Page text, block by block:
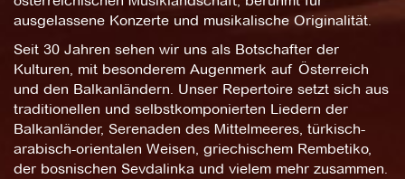
ausgelassene Konzerte und musikalische Originalität.
Seit 30 Jahren sehen wir uns als Botschafter der
Kulturen, mit besonderem Augenmerk auf Österreich
und den Balkanländern. Unser Repertoire setzt sich aus
traditionellen und selbstkomponierten Liedern der
Balkanländer, Serenaden des Mittelmeeres, türkisch-
arabisch-orientalen Weisen, griechischem Rembetiko,
der bosnischen Sevdalinka und vielem mehr zusammen.